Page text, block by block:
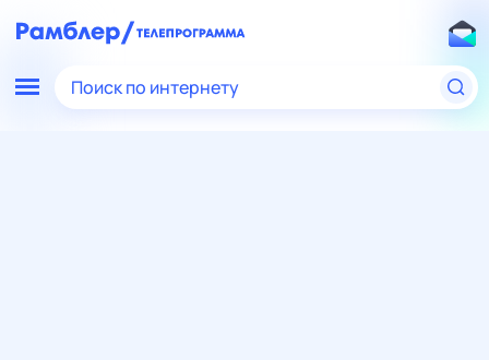
Поиск по интернету